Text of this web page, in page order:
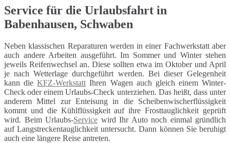
Service für die Urlaubsfahrt in
Babenhausen, Schwaben
Neben klassischen Reparaturen werden in einer Fachwerkstatt aber
auch andere Arbeiten ausgeführt. Im Sommer und Winter stehen
jeweils Reifenwechsel an. Diese sollten etwa im Oktober und April
je nach Wetterlage durchgeführt werden. Bei dieser Gelegenheit
kann dieKFZ-Werkstatt Ihren Wagen auch gleich einem Winter-
Check oder einem Urlaubs-Check unterziehen. Das heißt, dass unter
anderem Mittel zur Enteisung in die Scheibenwischerflüssigkeit
kommt und die Kühlflüssigkeit auf ihre Frosttauglichkeit geprüft
wird. Beim Urlaubs-Service wird Ihr Auto noch einmal gründlich
auf Langstreckentauglichkeit untersucht. Dann können Sie beruhigt
auch eine längere Reise antreten.